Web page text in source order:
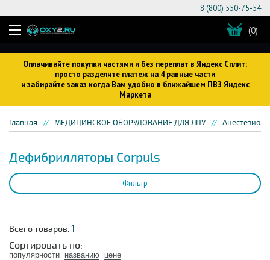
Оплачивайте покупки частями и без переплат в Яндекс Сплит:
просто разделите платеж на 4 равные части
и забирайте заказ когда Вам удобно в ближайшем ПВЗ Яндекс
Маркета
8 (800) 550-75-54
(0)
Главная МЕДИЦИНСКОЕ ОБОРУДОВАНИЕ ДЛЯ ЛПУ
Дефибрилляторы Corpuls
Фильтр
Всего товаров:1
Сортировать по:
популярности названию цене